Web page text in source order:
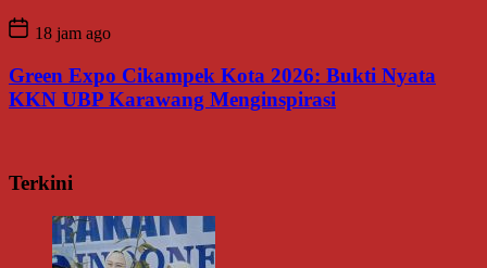
18 jam ago
Green Expo Cikampek Kota 2026: Bukti Nyata
KKN UBP Karawang Menginspirasi
Terkini